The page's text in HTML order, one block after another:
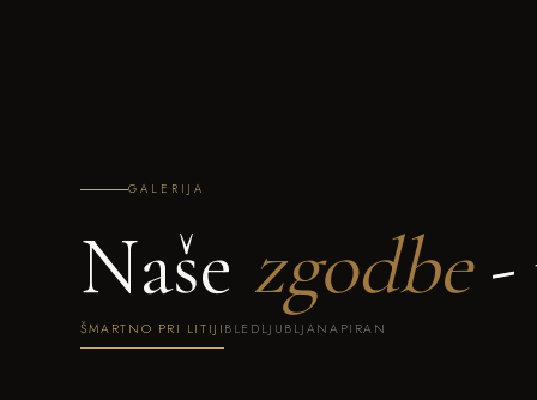
GALERIJA
Naše zgodbe-
ŠMARTNO PRI LITIJI BLED LJUBLJANA PIRAN